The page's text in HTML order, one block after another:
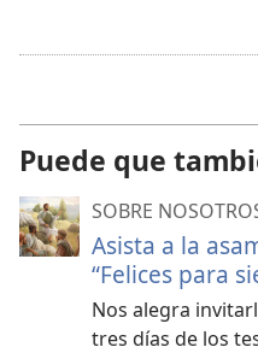
Puede que
SOBRE
Asista a la
“Felices para
Nos alegra
tres días de los